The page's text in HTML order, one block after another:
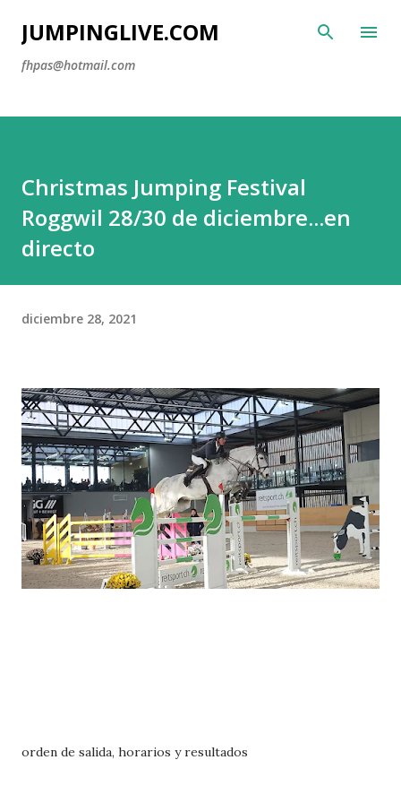
Ir al contenido principal
JUMPINGLIVE.COM
fhpas@hotmail.com
Christmas Jumping Festival
Roggwil 28/30 de diciembre...en
directo
diciembre 28, 2021
orden de salida, horarios y resultados